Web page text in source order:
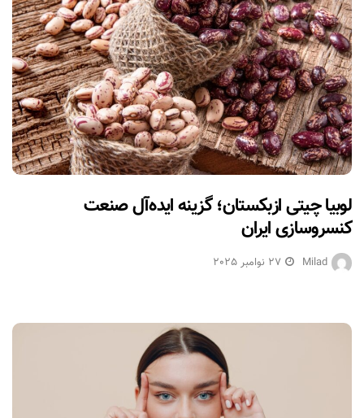
لوبیا چیتی ازبکستان؛ گزینه ایده‌آل صنعت
کنسروسازی ایران
Milad 27 نوامبر 2025